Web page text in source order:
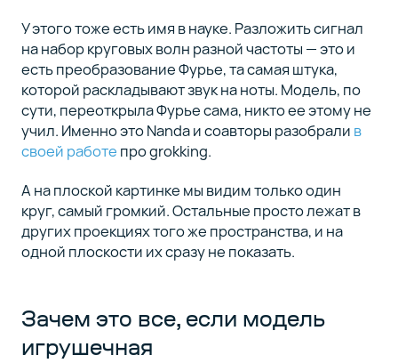
У этого тоже есть имя в науке. Разложить сигнал
на набор круговых волн разной частоты — это и
есть преобразование Фурье, та самая штука,
которой раскладывают звук на ноты. Модель, по
сути, переоткрыла Фурье сама, никто ее этому не
учил. Именно это Nanda и соавторы разобрали в
своей работе про grokking.
А на плоской картинке мы видим только один
круг, самый громкий. Остальные просто лежат в
других проекциях того же пространства, и на
одной плоскости их сразу не показать.
Зачем это все, если модель
игрушечная